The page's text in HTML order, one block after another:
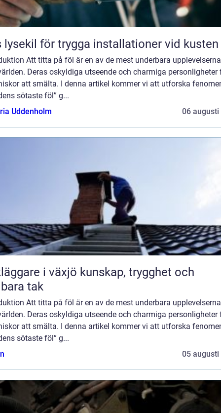
lysekil för trygga installationer vid kusten
Att titta på föl är en av de mest underbara
Deras oskyldiga utseende och charmiga personligheter
att smälta. I denna artikel kommer vi att utforska
sötaste föl” g...
Uddenholm
06 augusti
i växjö kunskap, trygghet och
tak
Att titta på föl är en av de mest underbara
Deras oskyldiga utseende och charmiga personligheter
att smälta. I denna artikel kommer vi att utforska
sötaste föl” g...
05 augusti